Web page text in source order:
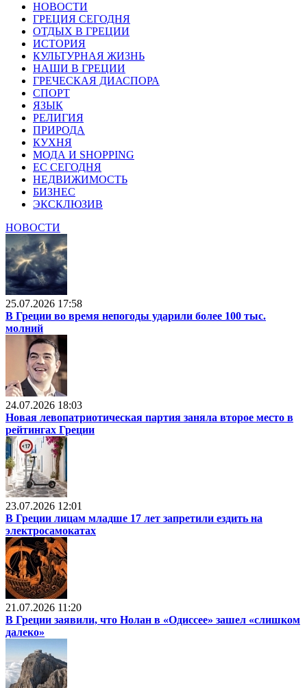
НОВОСТИ
ГРЕЦИЯ СЕГОДНЯ
ОТДЫХ В ГРЕЦИИ
ИСТОРИЯ
КУЛЬТУРНАЯ ЖИЗНЬ
НАШИ В ГРЕЦИИ
ГРЕЧЕСКАЯ ДИАСПОРА
СПОРТ
ЯЗЫК
РЕЛИГИЯ
ПРИРОДА
КУХНЯ
МОДА И SHOPPING
ЕС СЕГОДНЯ
НЕДВИЖИМОСТЬ
БИЗНЕС
ЭКСКЛЮЗИВ
НОВОСТИ
25.07.2026 17:58
В Греции во время непогоды ударили более 100 тыс.
молний
24.07.2026 18:03
Новая левопатриотическая партия заняла второе место в
рейтингах Греции
23.07.2026 12:01
В Греции лицам младше 17 лет запретили ездить на
электросамокатах
21.07.2026 11:20
В Греции заявили, что Нолан в «Одиссее» зашел «слишком
далеко»